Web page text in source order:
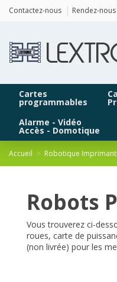
Contactez-nous Rendez-
Cartes
programmables
Alarme - Vidéo
Accès - Domotique
Accueil Robotique
Robots
Vous trouverez ci-
roues, carte de
(non livrée) pour les
Panneau de gestion des